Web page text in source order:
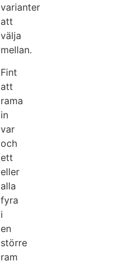
varianter
att
välja
mellan.
Fint
att
rama
in
var
och
ett
eller
alla
fyra
i
en
större
ram